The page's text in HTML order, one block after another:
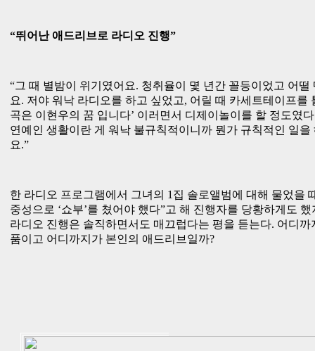
“뛰어난 애드리브로 라디오 진행”
“그 때 별밤이 위기였어요. 청취율이 몇 년간 꼴등이었고 어떨
요. 저야 워낙 라디오를 하고 싶었고, 어릴 때 카세트테이프를
곡은 이현우의 꿈 입니다’ 이러면서 디제이놀이를 할 정도였
연예인 생활이란 게 워낙 불규칙적이니까 뭔가 규칙적인 일을
요.”
한 라디오 프로그램에서 그녀의 1집 솔로앨범에 대해 물었을
중성으로 ‘쇼부’를 쳤어야 했다”고 해 진행자를 당황하게도
라디오 진행은 솔직하면서도 매끄럽다는 평을 듣는다. 어디까
품이고 어디까지가 본인의 애드리브일까?